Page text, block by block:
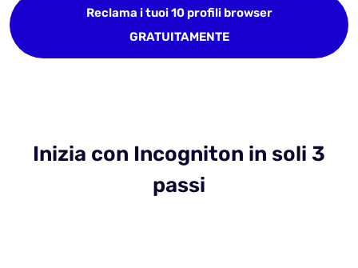
Reclama i tuoi 10 profili browser
GRATUITAMENTE
Inizia con Incogniton in soli 3
passi